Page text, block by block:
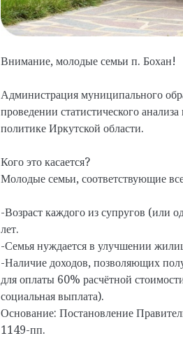
Внимание, молодые семьи п. Бохан!
Администрация муниципального
проведении статистического
политике Иркутской области.
Кого это касается?
Молодые семьи, соответствующие
-Возраст каждого из супругов (или
лет.
-Семья нуждается в улучшении
-Наличие доходов, позволяющих
для оплаты 60% расчётной
социальная выплата).
Основание: Постановление
1149-пп.